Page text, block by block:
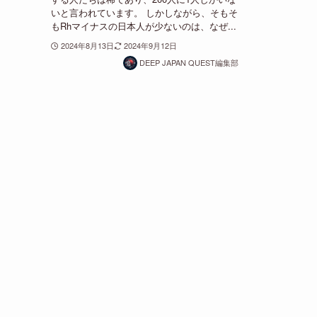
いと言われています。 しかしながら、そもそ
もRhマイナスの日本人が少ないのは、なぜ...
2024年8月13日
2024年9月12日
DEEP JAPAN QUEST編集部